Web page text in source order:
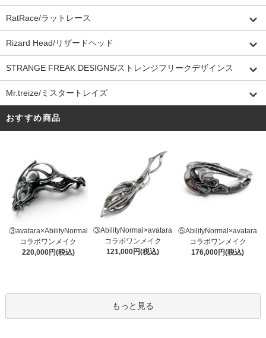
RatRace/ラットレース
Rizard Head/リザードヘッド
STRANGE FREAK DESIGNS/ストレンジフリークデザインス
Mr.treize/ミスタートレイズ
おすすめ商品
③avatara×AbilityNormal
コラボワンメイク
220,000円(税込)
③AbilityNormal×avatara
コラボワンメイク
121,000円(税込)
⑤AbilityNormal×avatara
コラボワンメイク
176,000円(税込)
もっと見る